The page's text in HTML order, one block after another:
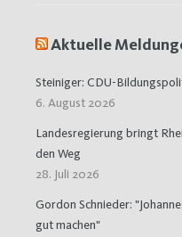
Aktuelle
Steiniger: CDU-
6. August 2026
Landesregierung bringt
den Weg
28. Juli 2026
Gordon Schnieder:
gut machen"